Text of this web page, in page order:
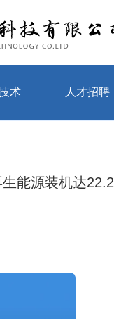
术 人才招聘
能源装机达